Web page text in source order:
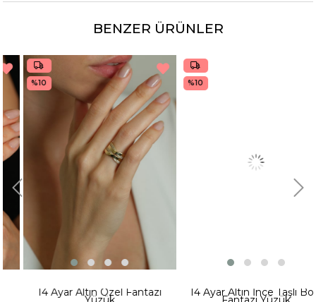
BENZER ÜRÜNLER
14 Ayar Altın Özel Fantazi
%10
14 Ayar Altın İnce Taşlı Bold